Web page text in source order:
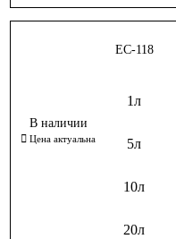
ЕС-118
1л
5л
10л
20л